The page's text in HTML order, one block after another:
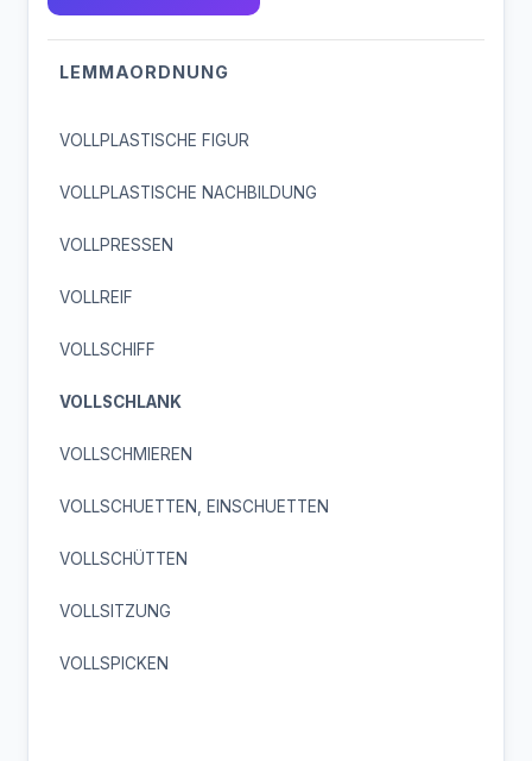
LEMMAORDNUNG
VOLLPLASTISCHE FIGUR
VOLLPLASTISCHE NACHBILDUNG
VOLLPRESSEN
VOLLREIF
VOLLSCHIFF
VOLLSCHLANK
VOLLSCHMIEREN
VOLLSCHUETTEN, EINSCHUETTEN
VOLLSCHÜTTEN
VOLLSITZUNG
VOLLSPICKEN